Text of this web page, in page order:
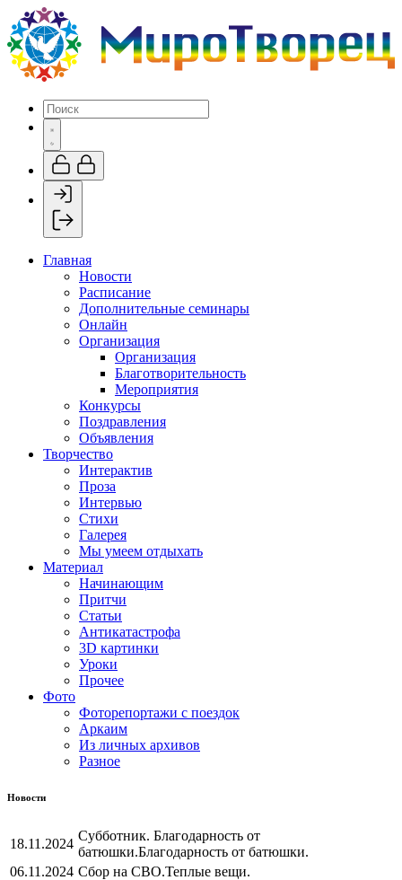
Главная
Новости
Расписание
Дополнительные семинары
Онлайн
Организация
Организация
Благотворительность
Мероприятия
Конкурсы
Поздравления
Объявления
Творчество
Интерактив
Проза
Интервью
Стихи
Галерея
Мы умеем отдыхать
Материал
Начинающим
Притчи
Статьи
Антикатастрофа
3D картинки
Уроки
Прочее
Фото
Фоторепортажи с поездок
Аркаим
Из личных архивов
Разное
Новости
18.11.2024
Субботник. Благодарность от
батюшки.Благодарность от батюшки.
06.11.2024 Сбор на СВО.Теплые вещи.